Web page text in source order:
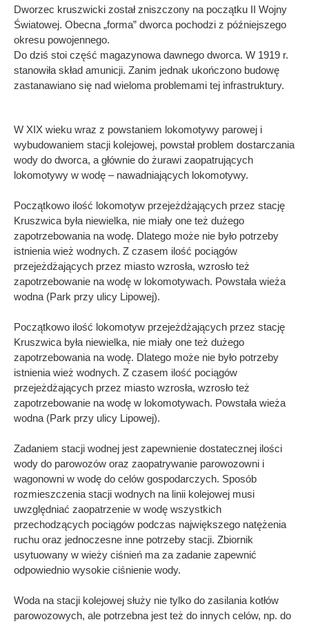
Dworzec kruszwicki został zniszczony na początku II Wojny
Światowej. Obecna „forma” dworca pochodzi z późniejszego
okresu powojennego.
Do dziś stoi część magazynowa dawnego dworca. W 1919 r.
stanowiła skład amunicji. Zanim jednak ukończono budowę
zastanawiano się nad wieloma problemami tej infrastruktury.
W XIX wieku wraz z powstaniem lokomotywy parowej i
wybudowaniem stacji kolejowej, powstał problem dostarczania
wody do dworca, a głównie do żurawi zaopatrujących
lokomotywy w wodę – nawadniających lokomotywy.
Początkowo ilość lokomotyw przejeżdżających przez stację
Kruszwica była niewielka, nie miały one też dużego
zapotrzebowania na wodę. Dlatego może nie było potrzeby
istnienia wież wodnych. Z czasem ilość pociągów
przejeżdżających przez miasto wzrosła, wzrosło też
zapotrzebowanie na wodę w lokomotywach. Powstała wieża
wodna (Park przy ulicy Lipowej).
Początkowo ilość lokomotyw przejeżdżających przez stację
Kruszwica była niewielka, nie miały one też dużego
zapotrzebowania na wodę. Dlatego może nie było potrzeby
istnienia wież wodnych. Z czasem ilość pociągów
przejeżdżających przez miasto wzrosła, wzrosło też
zapotrzebowanie na wodę w lokomotywach. Powstała wieża
wodna (Park przy ulicy Lipowej).
Zadaniem stacji wodnej jest zapewnienie dostatecznej ilości
wody do parowozów oraz zaopatrywanie parowozowni i
wagonowni w wodę do celów gospodarczych. Sposób
rozmieszczenia stacji wodnych na linii kolejowej musi
uwzględniać zaopatrzenie w wodę wszystkich
przechodzących pociągów podczas największego natężenia
ruchu oraz jednoczesne inne potrzeby stacji. Zbiornik
usytuowany w wieży ciśnień ma za zadanie zapewnić
odpowiednio wysokie ciśnienie wody.
Woda na stacji kolejowej służy nie tylko do zasilania kotłów
parowozowych, ale potrzebna jest też do innych celów, np. do